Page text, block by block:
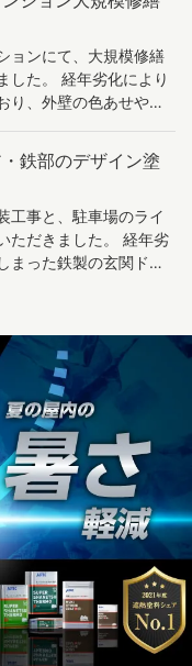
計画・実施で、マン
的な住環境を提供しま
装工事によって、建物
が向上しています。こ
スコストの削減や、建
ます。 さらに、アパ
ことで、周囲の景観に
ます。 塗装工事後の
と機能性が向上し、
件となったと思いま
ョンにて、大規模修繕
化により
り、外壁の色あせや汚
から一新し、黒をベー
タイリッシュなデザイ
が向上。住民の皆様が
切な修繕積立金を活用
工事中も住民
も嬉しく思っていま
。大規模修繕や外壁
にお問い合わせくだ
鉄部のデザイン塗
工事と、駐車場のライ
ただきました。 経年劣
まった鉄製の玄関ドア
により改修することで
す。 印象の向上: デ
が一新され、アパー
鮮やかな色や独自の
、アパートに個性と
満足度向上: 美しいデ
誇りと満足感を与え
ることで、アパート
の定着率が向上する可
の上昇: アパートの外
ることは、資産価値に
ザイン塗装による改修
を高める可能性があり
、アパートの玄関ドア
ことは、アパート全体